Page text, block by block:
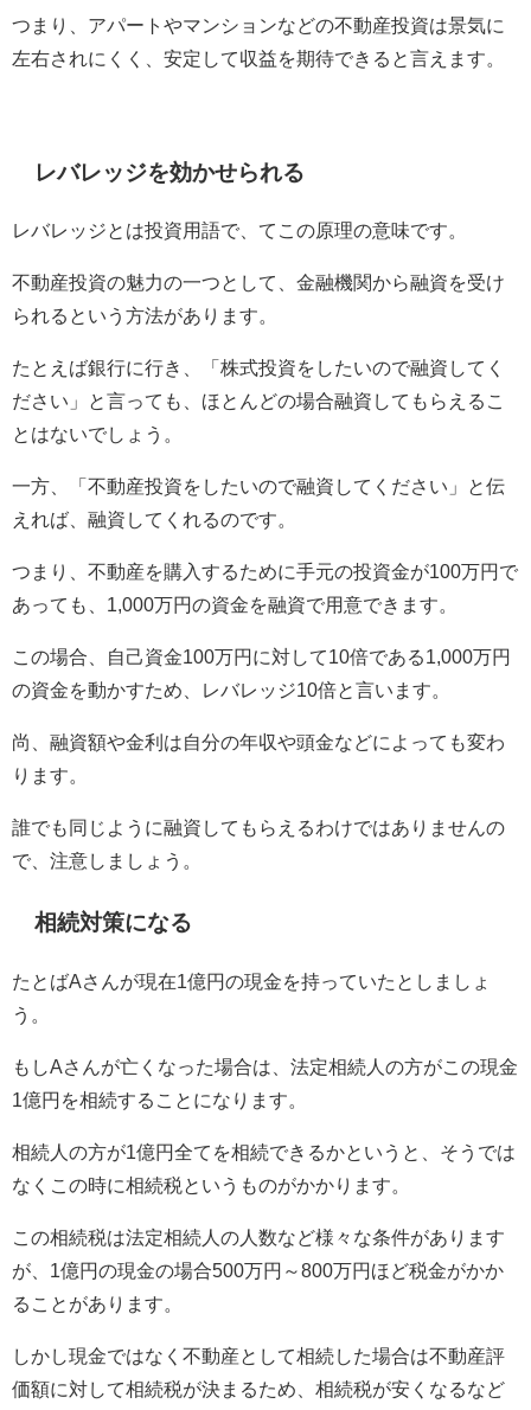
つまり、アパートやマンションなどの不動産投資は景気に
左右されにくく、安定して収益を期待できると言えます。
レバレッジを効かせられる
レバレッジとは投資用語で、てこの原理の意味です。
不動産投資の魅力の一つとして、金融機関から融資を受け
られるという方法があります。
たとえば銀行に行き、「株式投資をしたいので融資してく
ださい」と言っても、ほとんどの場合融資してもらえるこ
とはないでしょう。
一方、「不動産投資をしたいので融資してください」と伝
えれば、融資してくれるのです。
つまり、不動産を購入するために手元の投資金が100万円で
あっても、1,000万円の資金を融資で用意できます。
この場合、自己資金100万円に対して10倍である1,000万円
の資金を動かすため、レバレッジ10倍と言います。
尚、融資額や金利は自分の年収や頭金などによっても変わ
ります。
誰でも同じように融資してもらえるわけではありませんの
で、注意しましょう。
相続対策になる
たとばAさんが現在1億円の現金を持っていたとしましょ
う。
もしAさんが亡くなった場合は、法定相続人の方がこの現金
1億円を相続することになります。
相続人の方が1億円全てを相続できるかというと、そうでは
なくこの時に相続税というものがかかります。
この相続税は法定相続人の人数など様々な条件があります
が、1億円の現金の場合500万円～800万円ほど税金がかか
ることがあります。
しかし現金ではなく不動産として相続した場合は不動産評
価額に対して相続税が決まるため、相続税が安くなるなど